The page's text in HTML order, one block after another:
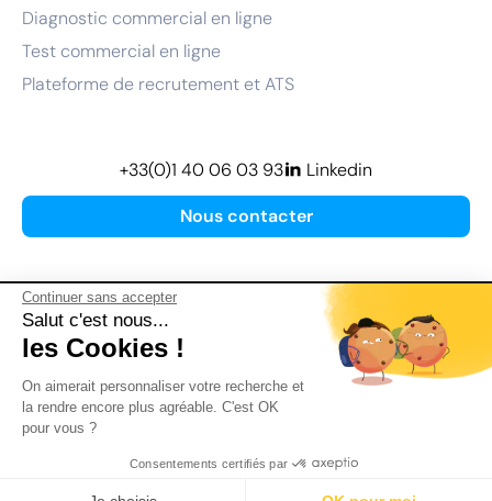
Continuer sans accepter
Salut c'est nous...
les Cookies !
On aimerait personnaliser votre recherche et
la rendre encore plus agréable. C'est OK
pour vous ?
Consentements certifiés par
Diagnostic commercial en ligne
Test commercial en ligne
Plateforme de recrutement et ATS
Nous contacter
+33(0)1 40 06 03 93 Linkedin
Plan de site
Mentions légales
Conditions Générales d’Utilisation
Version actualisée en
2026